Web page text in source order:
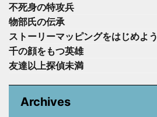
不死身の特攻兵
物部氏の伝承
ストーリーマッピングをはじめよう
千の顔をもつ英雄
友達以上探偵未満
Archives